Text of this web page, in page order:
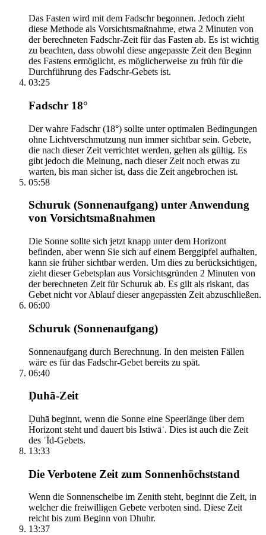
Das Fasten wird mit dem Fadschr begonnen. Jedoch zieht
diese Methode als Vorsichtsmaßnahme, etwa 2 Minuten von
der berechneten Fadschr-Zeit für das Fasten ab. Es ist wichtig
zu beachten, dass obwohl diese angepasste Zeit den Beginn
des Fastens ermöglicht, es möglicherweise zu früh für die
Durchführung des Fadschr-Gebets ist.
03:25
Fadschr 18°
Der wahre Fadschr (18°) sollte unter optimalen Bedingungen
ohne Lichtverschmutzung nun immer sichtbar sein. Gebete,
die nach dieser Zeit verrichtet werden, gelten als gültig. Es
gibt jedoch die Meinung, nach dieser Zeit noch etwas zu
warten, bis man sicher ist, dass die Zeit angebrochen ist.
05:58
Schuruk (Sonnenaufgang) unter Anwendung
von Vorsichtsmaßnahmen
Die Sonne sollte sich jetzt knapp unter dem Horizont
befinden, aber wenn Sie sich auf einem Berggipfel aufhalten,
kann sie früher sichtbar werden. Um dies zu berücksichtigen,
zieht dieser Gebetsplan aus Vorsichtsgründen 2 Minuten von
der berechneten Zeit für Schuruk ab. Es gilt als riskant, das
Gebet nicht vor Ablauf dieser angepassten Zeit abzuschließen.
06:00
Schuruk (Sonnenaufgang)
Sonnenaufgang durch Berechnung. In den meisten Fällen
wäre es für das Fadschr-Gebet bereits zu spät.
06:40
Ḍuhā-Zeit
Ḍuhā beginnt, wenn die Sonne eine Speerlänge über dem
Horizont steht und dauert bis Istiwāʾ. Dies ist auch die Zeit
des ʿĪd-Gebets.
13:33
Die Verbotene Zeit zum Sonnenhöchststand
Wenn die Sonnenscheibe im Zenith steht, beginnt die Zeit, in
welcher die freiwilligen Gebete verboten sind. Diese Zeit
reicht bis zum Beginn von Dhuhr.
13:37